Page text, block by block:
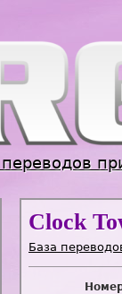
Clock
База